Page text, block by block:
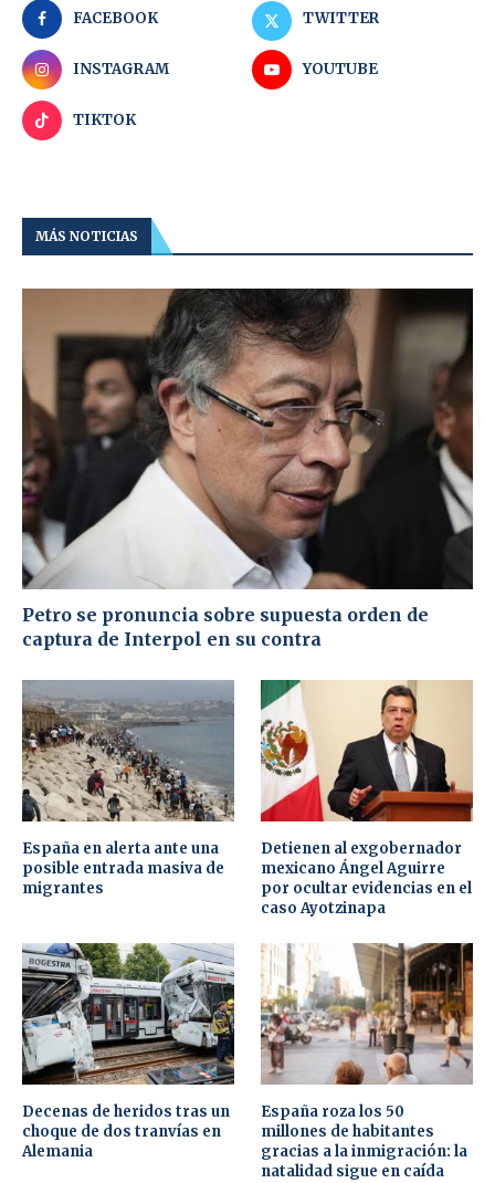
FACEBOOK TWITTER
INSTAGRAM YOUTUBE
TIKTOK
MÁS NOTICIAS
Petro se pronuncia sobre supuesta orden de
captura de Interpol en su contra
España en alerta ante una
posible entrada masiva de
migrantes
Detienen al exgobernador
mexicano Ángel Aguirre
por ocultar evidencias en el
caso Ayotzinapa
Decenas de heridos tras un
choque de dos tranvías en
Alemania
España roza los 50
millones de habitantes
gracias a la inmigración: la
natalidad sigue en caída